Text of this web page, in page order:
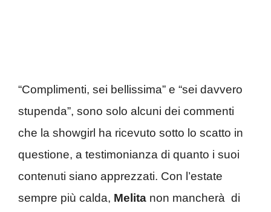
“Complimenti, sei bellissima” e “sei davvero
stupenda”, sono solo alcuni dei commenti
che la showgirl ha ricevuto sotto lo scatto in
questione, a testimonianza di quanto i suoi
contenuti siano apprezzati. Con l’estate
sempre più calda, Melita non mancherà di